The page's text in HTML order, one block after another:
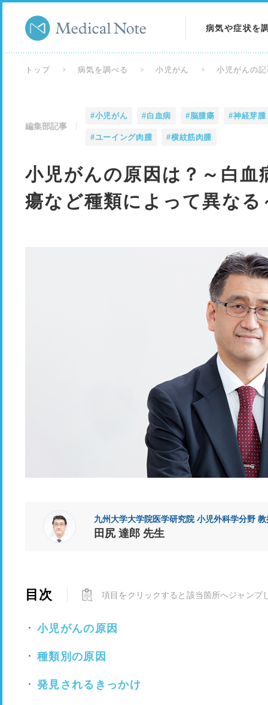
病気や症状を
検査を調べる
トップ 病気を調べる 小児がん 小児がんの
編集部記事
#小児がん #白血病 #脳腫瘍 #神経芽腫
#ユーイング肉腫 #横紋筋肉腫
小児がんの原因は？～白血
瘍など種類によって異なる
九州大学大学院医学研究院 小児外科学分野 教
田尻 達郎 先生
目次 項目をクリックすると該当箇所へジャンプ
小児がんの原因
種類別の原因
発見されるきっかけ